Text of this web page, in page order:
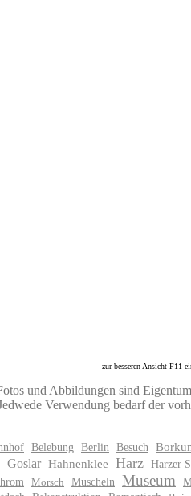
zur besseren Ansicht F11
und Abbildungen sind
Verwendung bedarf der
Belebung Berlin Besuch
Goslar Hahnenklee Harz Harzer
Morsch Muscheln Museum